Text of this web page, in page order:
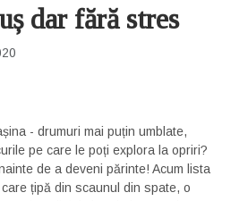
dar fără stres
- drumuri mai puțin umblate,
pe care le poți explora la opriri?
de a deveni părinte! Acum lista
țipă din scaunul din spate, o